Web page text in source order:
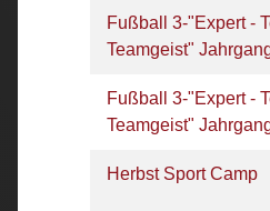
Fußball 3-"Expert -
Teamgeist"
Fußball 3-"Expert -
Teamgeist"
Herbst Sport Camp